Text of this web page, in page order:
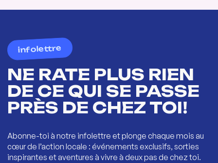
infolettre
NE RATE PLUS RIEN
DE CE QUI SE PASSE
PRÈS DE CHEZ TOI!
Abonne-toi à notre infolettre et plonge chaque mois au
cœur de l’action locale : événements exclusifs, sorties
inspirantes et aventures à vivre à deux pas de chez toi.